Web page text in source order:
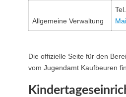
Allgemeine Verwaltung
Die offizielle Seite für den
vom Jugendamt Kaufbeuren